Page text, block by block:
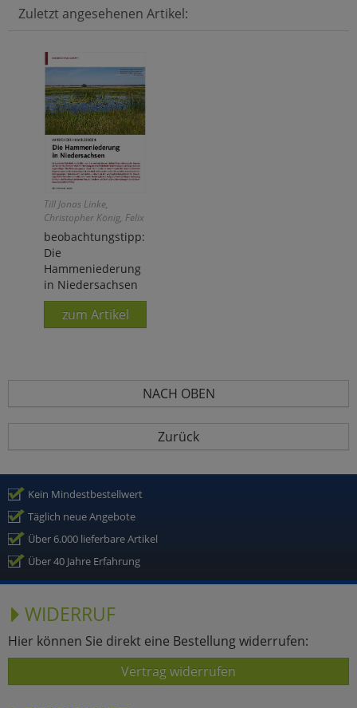
Zuletzt angesehenen Artikel:
Till Jonas Linke,
Christopher König, Felix
Weiß
beobachtungstipp:
Die
Hammeniederung
in Niedersachsen
zum Artikel
NACH OBEN
Zurück
Kein Mindestbestellwert
Täglich neue Angebote
Über 6.000 lieferbare Artikel
Über 40 Jahre Erfahrung
WIDERRUF
Hier können Sie direkt eine Bestellung widerrufen:
Vertrag widerrufen